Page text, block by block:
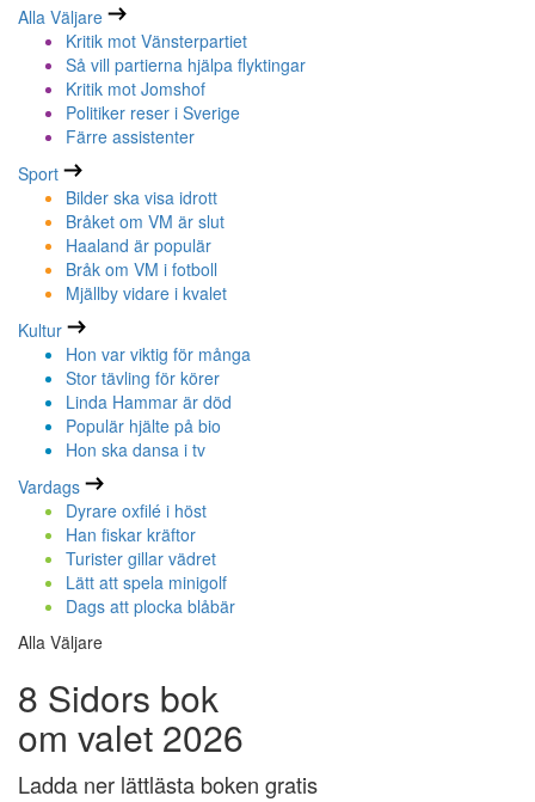
Alla Väljare
Kritik mot Vänsterpartiet
Så vill partierna hjälpa flyktingar
Kritik mot Jomshof
Politiker reser i Sverige
Färre assistenter
Sport
Bilder ska visa idrott
Bråket om VM är slut
Haaland är populär
Bråk om VM i fotboll
Mjällby vidare i kvalet
Kultur
Hon var viktig för många
Stor tävling för körer
Linda Hammar är död
Populär hjälte på bio
Hon ska dansa i tv
Vardags
Dyrare oxfilé i höst
Han fiskar kräftor
Turister gillar vädret
Lätt att spela minigolf
Dags att plocka blåbär
Alla Väljare
8 Sidors bok
om valet 2026
Ladda ner lättlästa boken gratis